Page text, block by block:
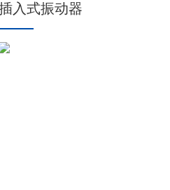
入式振动器